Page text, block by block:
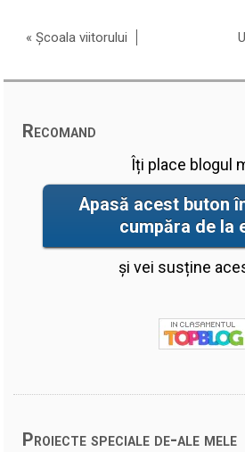
«Școala viitorului
Recomand
Îți place blogul
Apasă acest buton
cumpăra de la
și vei susține
Proiecte speciale de-ale mele